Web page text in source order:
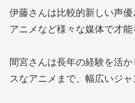
伊藤さんは比較的新しい声
アニメなど様々な媒体で才能
間宮さんは長年の経験を活
スなアニメまで、幅広いジャ